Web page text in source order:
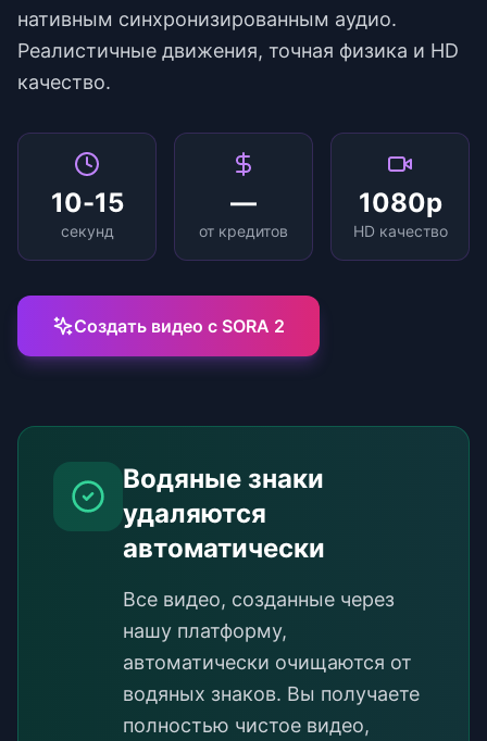
нативным синхронизированным аудио.
Реалистичные движения, точная физика и HD
качество.
10-15
секунд
—
от кредитов
1080p
HD качество
Создать видео с SORA 2
Водяные знаки
удаляются
автоматически
Все видео, созданные через
нашу платформу,
автоматически очищаются от
водяных знаков. Вы получаете
полностью чистое видео,